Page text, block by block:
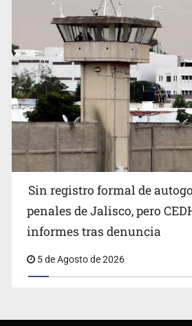
Sin registro formal de
penales de Jalisco, pero
informes tras denuncia
5 de Agosto de 2026